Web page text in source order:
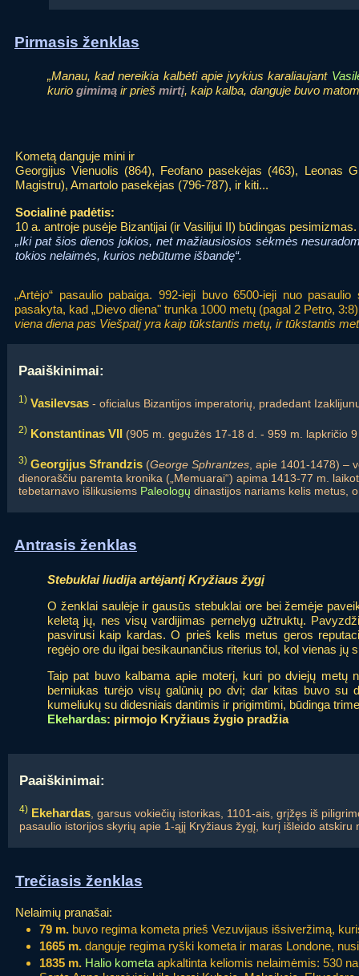
Pirmasis ženklas
„Manau, kad nereikia kalbėti apie įvykius karaliaujant
kurio gimimą ir prieš mirtį, kaip kalba, danguje buvo
Kometą danguje mini ir
Georgijus Vienuolis (864), Feofano pasekėjas (463), Leonas
Magistru), Amartolo pasekėjas (796-787), ir kiti...
Socialinė padėtis:
10 a. antroje pusėje Bizantijai (ir Vasilijui II) būdingas
„Iki pat šios dienos jokios, net mažiausiosios sėkmės
tokios nelaimės, kurios nebūtume išbandę“.
„Artėjo“ pasaulio pabaiga. 992-ieji buvo 6500-ieji nuo
pasakyta, kad „Dievo diena" trunka 1000 metų (pagal 2 Petro,
viena diena pas Viešpatį yra kaip tūkstantis metų, ir tūkstantis
Paaiškinimai:
1) Vasilevsas - oficialus Bizantijos imperatorių, pradedant
2) Konstantinas VII (905 m. gegužės 17-18 d. - 959 m. lapkričio
3) Georgijus Sfrandzis (George Sphrantzes , apie 1401-1478) –
dienoraščiu paremta kronika („Memuarai“) apima 1413-77 m.
tebetarnavo išlikusiems Paleologų dinastijos nariams kelis metus,
Antrasis ženklas
Stebuklai liudija artėjantį Kryžiaus žygį
O ženklai saulėje ir gausūs stebuklai ore bei žemėje
keletą jų, nes visų vardijimas pernelyg užtruktų.
pasvirusi kaip kardas. O prieš kelis metus geros
regėjo ore du ilgai besikaunančius riterius tol, kol vienas
Taip pat buvo kalbama apie moterį, kuri po dviejų metų
berniukas turėjo visų galūnių po dvi; dar kitas buvo
kumeliukų su didesniais dantimis ir prigimtimi, būdinga
Ekehardas: pirmojo Kryžiaus žygio pradžia
Paaiškinimai:
4) Ekehardas , garsus vokiečių istorikas, 1101-ais, grįžęs iš
pasaulio istorijos skyrių apie 1-ąjį Kryžiaus žygį, kurį išleido atskiru
Trečiasis ženklas
Nelaimių pranašai:
79 m. buvo regima kometa prieš Vezuvijaus išsiveržimą,
1665 m. danguje regima ryški kometa ir maras Londone,
1835 m. Halio kometa apkaltinta keliomis nelaimėmis: 530